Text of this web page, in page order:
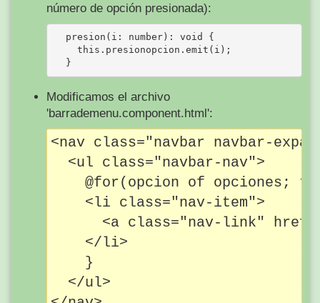
número de opción presionada):
  presion(i: number): void {
    this.presionopcion.emit(i);
Modificamos el archivo
'barrademenu.component.html':
<nav class="navbar navbar-
  <ul class="navbar-nav">
@for(opcion of opciones;
    <li class="nav-item">
<a class="nav-link"
    </li>
    }
  </ul>